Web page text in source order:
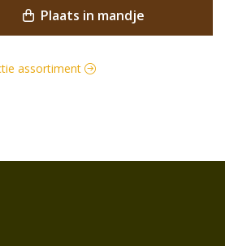
Plaats in mandje
assortiment